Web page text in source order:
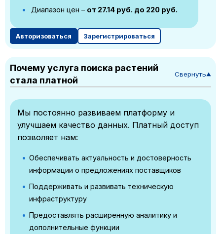
Диапазон цен – от 27.14 руб. до 220 руб.
Авторизоваться Зарегистрироваться
Почему услуга поиска растений
стала платной
Свернуть▼
Мы постоянно развиваем платформу и
улучшаем качество данных. Платный доступ
позволяет нам:
Обеспечивать актуальность и достоверность
информации о предложениях поставщиков
Поддерживать и развивать техническую
инфраструктуру
Предоставлять расширенную аналитику и
дополнительные функции